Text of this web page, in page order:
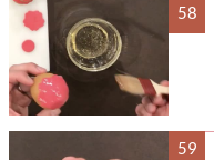
58
59